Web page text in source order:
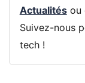
Actualitésou
Suivez-nous
tech !